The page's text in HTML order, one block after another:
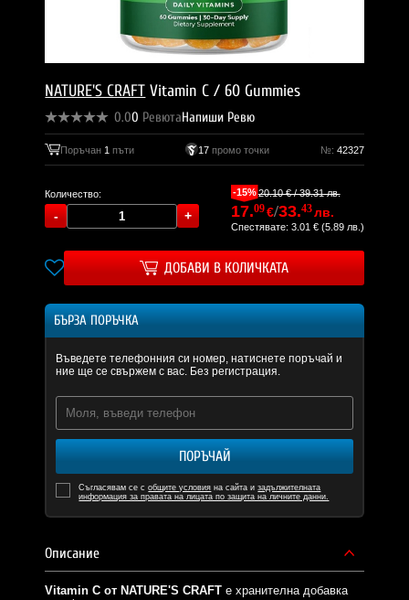
NATURE'S CRAFT Vitamin C / 60 Gummies
0.00 РевютаНапиши Ревю
Поръчан 1 пъти 17промо точки №: 42327
Количество: -15%20.10 € / 39.31 лв.
17.09€/33.43лв.
Спестявате: 3.01 € (5.89 лв.)
ДОБАВИ В КОЛИЧКАТА
БЪРЗА ПОРЪЧКА
Въведете телефонния си номер, натиснете поръчай и
ние ще се свържем с вас. Без регистрация.
ПОРЪЧАЙ
Съгласявам се собщите условия на сайта изадължителната
информация за правата на лицата по защита на личните данни.
Описание
Vitamin C от NATURE'S CRAFT е хранителна добавка